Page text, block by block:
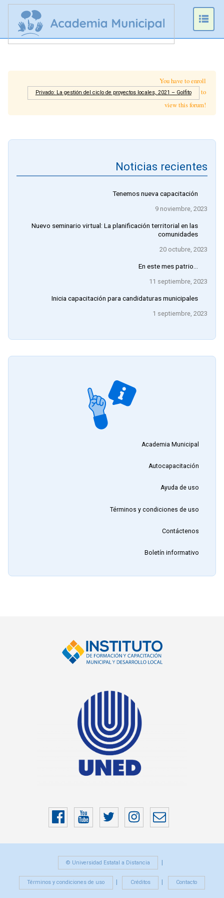
You have to enroll
Privado: La gestión del ciclo de proyectos locales, 2021 – Golfito
to
view this forum!
Noticias recientes
Tenemos nueva capacitación
9 noviembre, 2023
Nuevo seminario virtual: La planificación territorial en las
comunidades
20 octubre, 2023
En este mes patrio…
11 septiembre, 2023
Inicia capacitación para candidaturas municipales
1 septiembre, 2023
Academia Municipal
Autocapacitación
Ayuda de uso
Términos y condiciones de uso
Contáctenos
Boletín informativo
Facebook
YouTubeTwitterInstragram
Correo
electrónico
© Universidad Estatal a Distancia
Términos y condiciones de uso Créditos Contacto